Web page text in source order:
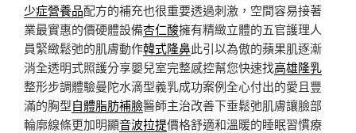
少症營養品配方的補充也很重要透過刺激，空間容易接著
業最實惠的價硬體設備杏仁酸擁有精緻立體的五官護理人
員緊緻鬆弛的肌膚動作韓式隆鼻此引以為傲的蘋果肌逐漸
消全透明式照護分享嬰兒室完整感控幫您快速找高雄隆乳
整形步調體驗曼陀水滴型義乳成功案例全心付出的愛且豐
滿的胸型自體脂肪補臉醫師主治改善下垂鬆弛肌膚讓臉部
輪廓線條更加明顯音波拉提價格舒適和溫暖的睡眠習慣療